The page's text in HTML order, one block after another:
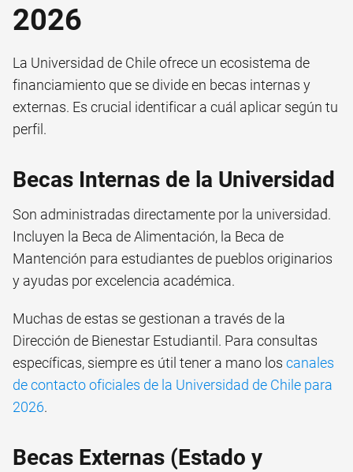
2026
La Universidad de Chile ofrece un ecosistema de
financiamiento que se divide en becas internas y
externas. Es crucial identificar a cuál aplicar según tu
perfil.
Becas Internas de la Universidad
Son administradas directamente por la universidad.
Incluyen la Beca de Alimentación, la Beca de
Mantención para estudiantes de pueblos originarios
y ayudas por excelencia académica.
Muchas de estas se gestionan a través de la
Dirección de Bienestar Estudiantil. Para consultas
específicas, siempre es útil tener a mano los canales
de contacto oficiales de la Universidad de Chile para
2026.
Becas Externas (Estado y